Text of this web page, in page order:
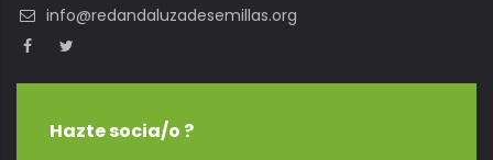
info@redandaluzadesemillas.org
Hazte socia/o ?